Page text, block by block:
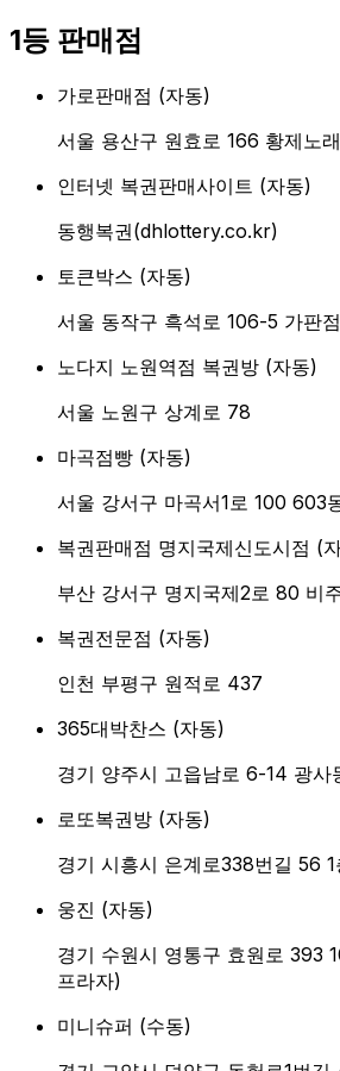
1등 판매점
가로판매점 (자동)
서울 용산구 원효로 166 황제노
인터넷 복권판매사이트 (자동)
동행복권(dhlottery.co.kr)
토큰박스 (자동)
서울 동작구 흑석로 106-5 가판점
노다지 노원역점 복권방 (자동)
서울 노원구 상계로 78
마곡점빵 (자동)
서울 강서구 마곡서1로 100 603
복권판매점 명지국제신도시점 (
부산 강서구 명지국제2로 80 비
복권전문점 (자동)
인천 부평구 원적로 437
365대박찬스 (자동)
경기 양주시 고읍남로 6-14 광사
로또복권방 (자동)
경기 시흥시 은계로338번길 56 1
웅진 (자동)
경기 수원시 영통구 효원로 393
프라자)
미니슈퍼 (수동)